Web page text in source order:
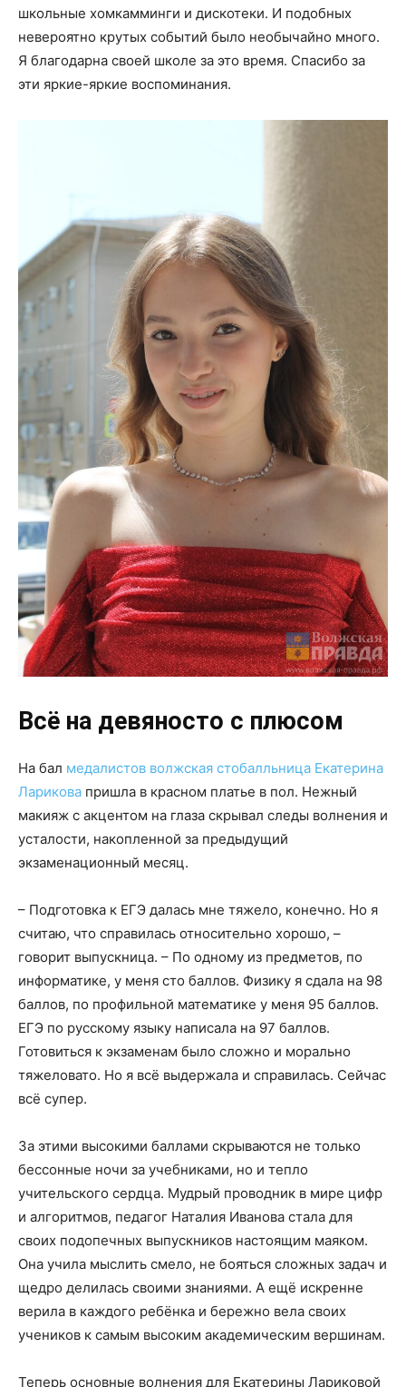
школьные хомкамминги и дискотеки. И подобных
невероятно крутых событий было необычайно много.
Я благодарна своей школе за это время. Спасибо за
эти яркие-яркие воспоминания.
Всё на девяносто с плюсом
На бал медалистов волжская стобалльница Екатерина
Ларикова пришла в красном платье в пол. Нежный
макияж с акцентом на глаза скрывал следы волнения и
усталости, накопленной за предыдущий
экзаменационный месяц.
– Подготовка к ЕГЭ далась мне тяжело, конечно. Но я
считаю, что справилась относительно хорошо, –
говорит выпускница. – По одному из предметов, по
информатике, у меня сто баллов. Физику я сдала на 98
баллов, по профильной математике у меня 95 баллов.
ЕГЭ по русскому языку написала на 97 баллов.
Готовиться к экзаменам было сложно и морально
тяжеловато. Но я всё выдержала и справилась. Сейчас
всё супер.
За этими высокими баллами скрываются не только
бессонные ночи за учебниками, но и тепло
учительского сердца. Мудрый проводник в мире цифр
и алгоритмов, педагог Наталия Иванова стала для
своих подопечных выпускников настоящим маяком.
Она учила мыслить смело, не бояться сложных задач и
щедро делилась своими знаниями. А ещё искренне
верила в каждого ребёнка и бережно вела своих
учеников к самым высоким академическим вершинам.
Теперь основные волнения для Екатерины Лариковой